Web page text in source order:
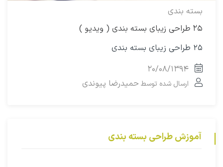
بسته بندی
۲۵ طراحی زیبای بسته بندی ( ویدیو )
۲۵ طراحی زیبای بسته بندی
۲۰/۰۸/۱۳۹۴
ارسال شده توسط حمیدرضا پیوندی
آموزش طراحی بسته بندی